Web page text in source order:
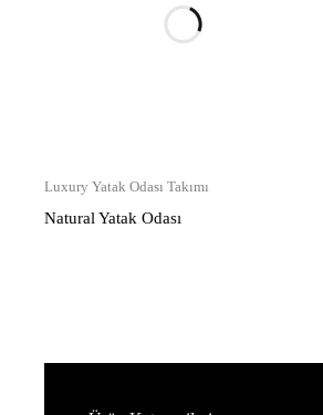
Luxury Yatak Odası Takımı
Natural Yatak Odası